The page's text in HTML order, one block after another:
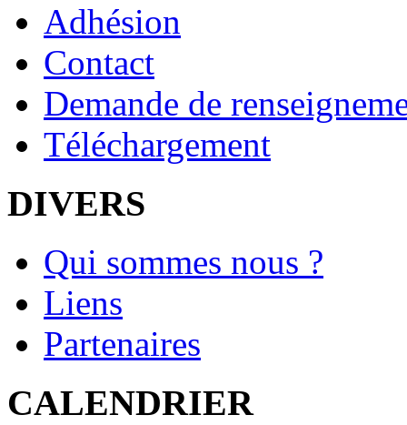
Adhésion
Contact
Demande de
Téléchargement
DIVERS
Qui sommes nous ?
Liens
Partenaires
CALENDRIER